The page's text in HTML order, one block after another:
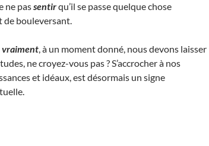
ne passentirqu’il se passe quelque chose
de bouleversant.
, à un moment donné, nous devons laisser
ne croyez-vous pas ? S’accrocher à nos
et idéaux, est désormais un signe